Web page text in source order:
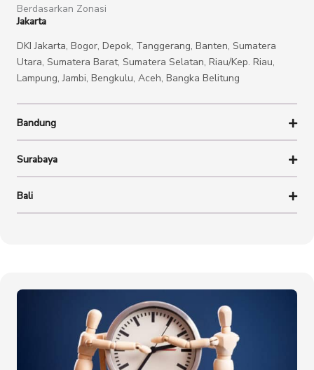
Berdasarkan Zonasi
Jakarta
DKI Jakarta, Bogor, Depok, Tanggerang, Banten, Sumatera
Utara, Sumatera Barat, Sumatera Selatan, Riau/Kep. Riau,
Lampung, Jambi, Bengkulu, Aceh, Bangka Belitung
Bandung
Surabaya
Bali